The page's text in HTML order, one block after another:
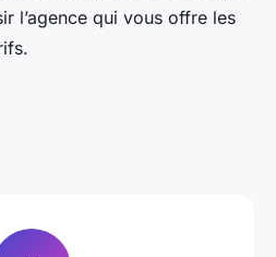
l’agence qui vous offre les